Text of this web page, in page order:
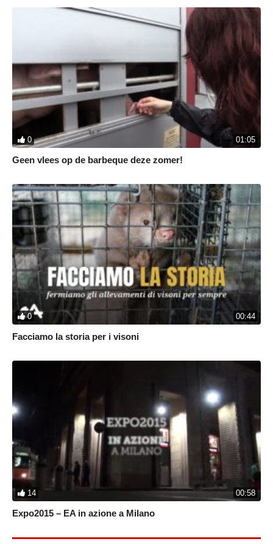
0 01:05
Geen vlees op de barbeque deze zomer!
0 00:44
Facciamo la storia per i visoni
14 00:58
Expo2015 – EA in azione a Milano